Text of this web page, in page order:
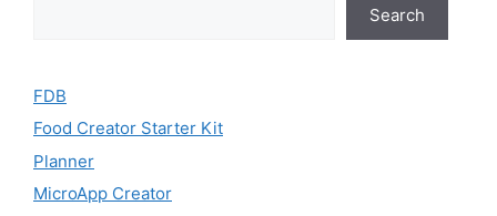
Search
FDB
Food Creator Starter Kit
Planner
MicroApp Creator